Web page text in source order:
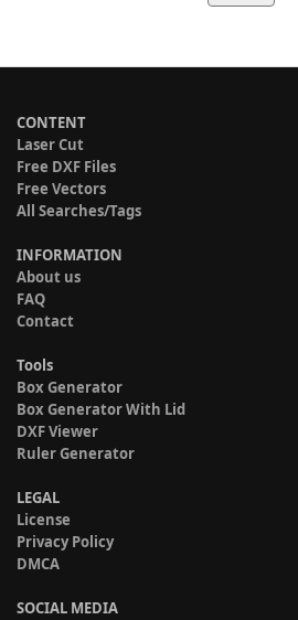
CONTENT
Laser Cut
Free DXF Files
Free Vectors
All Searches/Tags
INFORMATION
About us
FAQ
Contact
Tools
Box Generator
Box Generator With Lid
DXF Viewer
Ruler Generator
LEGAL
License
Privacy Policy
DMCA
SOCIAL MEDIA